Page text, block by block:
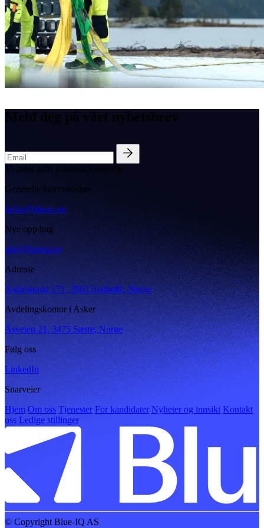
Meld deg på vårt nyhetsbrev
Vi deler aldri informasjonen din
Generelle henvendelser
hello@blueiq.no
Nye oppdrag
phs@blueiq.no
Adresse
Asdalstrand 171, 3962 Stathelle, Norge
Avdelingskontor i Asker
Åsveien 21, 3475 Sætre, Norge
Følg oss
LinkedIn
Snarveier
Hjem Om oss Tjenester For kandidater Nyheter og innsikt Kontakt
oss Ledige stillinger
© Copyright Blue-IQ AS